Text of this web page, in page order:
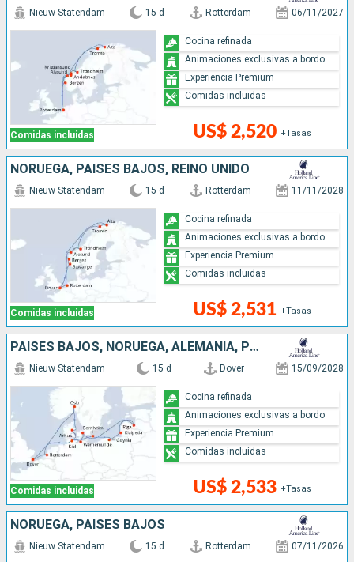
Comidas incluidas
Nieuw Statendam 15 d Rotterdam 06/11/2027
US$ 2,520 +Tasas
Cocina refinada
Animaciones exclusivas a bordo
Experiencia Premium
Comidas incluidas
NORUEGA, PAISES BAJOS, REINO UNIDO
Comidas incluidas
Nieuw Statendam 15 d Rotterdam 11/11/2028
US$ 2,531 +Tasas
Cocina refinada
Animaciones exclusivas a bordo
Experiencia Premium
Comidas incluidas
PAISES BAJOS, NORUEGA, ALEMANIA, POLONIA, LITUANIA, LETONIA, DINAMARCA, REINO UNIDO
Comidas incluidas
Nieuw Statendam 15 d Dover 15/09/2028
US$ 2,533 +Tasas
Cocina refinada
Animaciones exclusivas a bordo
Experiencia Premium
Comidas incluidas
NORUEGA, PAISES BAJOS
Nieuw Statendam 15 d Rotterdam 07/11/2026